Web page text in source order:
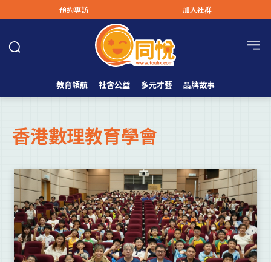
預約專訪 加入社群
教育領航 社會公益 多元才藝 品牌故事
香港數理教育學會